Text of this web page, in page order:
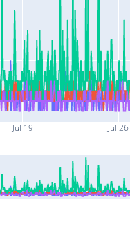
Jul 19 Jul 26